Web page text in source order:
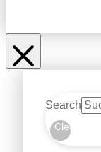
Search
Clear